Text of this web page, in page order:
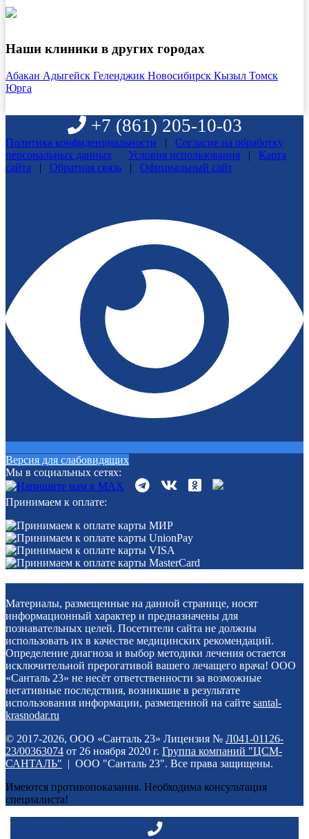
Наши клиники в других городах
Абакан Адыгейск Геленджик Новосибирск Кызыл Томск
Юрга
+7 (861) 205-10-03
Политика конфиденциальности |
Согласие на обработку
персональных данных
Условия использования |
Карта
сайта
| Обратная связь | Официальный сайт
Версия для слабовидящих
Мы в социальных сетях:
Принимаем к оплате:
Материалы, размещенные на данной странице, носят
информационный характер и предназначены для
познавательных целей. Посетители сайта не должны
использовать их в качестве медицинских рекомендаций.
Определение диагноза и выбор методики лечения остается
исключительной прерогативой вашего лечащего врача! ООО
«Санталь 23» не несёт ответственности за возможные
негативные последствия, возникшие в результате
использования информации, размещенной на сайте santal-
krasnodar.ru
© 2017-2026, ООО «Санталь 23» Лицензия № Л041-01126-
23/00363074 от 26 ноября 2020 г. Группа компаний "ЦСМ-
САНТАЛЬ" | ООО "Санталь 23". Все права защищены.
Имеются противопоказания. Необходима консультация
специалиста!